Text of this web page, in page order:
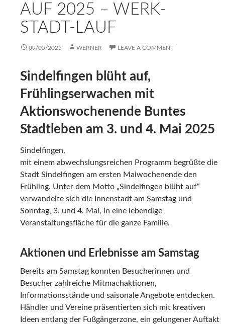
AUF 2025 – WERK-
STADT-LAUF
09/05/2025 WERNER LEAVE A COMMENT
Sindelfingen blüht auf,
Frühlingserwachen mit
Aktionswochenende Buntes
Stadtleben am 3. und 4. Mai 2025
Sindelfingen,
mit einem abwechslungsreichen Programm begrüßte die
Stadt Sindelfingen am ersten Maiwochenende den
Frühling. Unter dem Motto „Sindelfingen blüht auf“
verwandelte sich die Innenstadt am Samstag und
Sonntag, 3. und 4. Mai, in eine lebendige
Veranstaltungsfläche für die ganze Familie.
Aktionen und Erlebnisse am Samstag
Bereits am Samstag konnten Besucherinnen und
Besucher zahlreiche Mitmachaktionen,
Informationsstände und saisonale Angebote entdecken.
Händler und Vereine präsentierten sich mit kreativen
Ideen entlang der Fußgängerzone, ein gelungener Auftakt